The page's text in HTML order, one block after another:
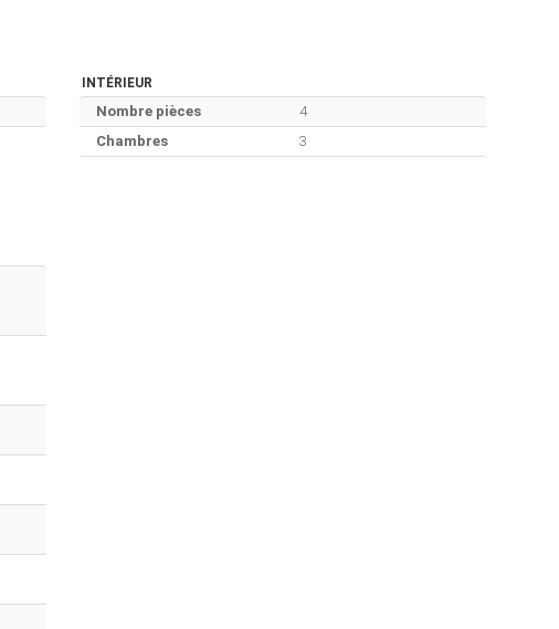
INTÉRIEUR
Nombre pièces
4
Chambres
3